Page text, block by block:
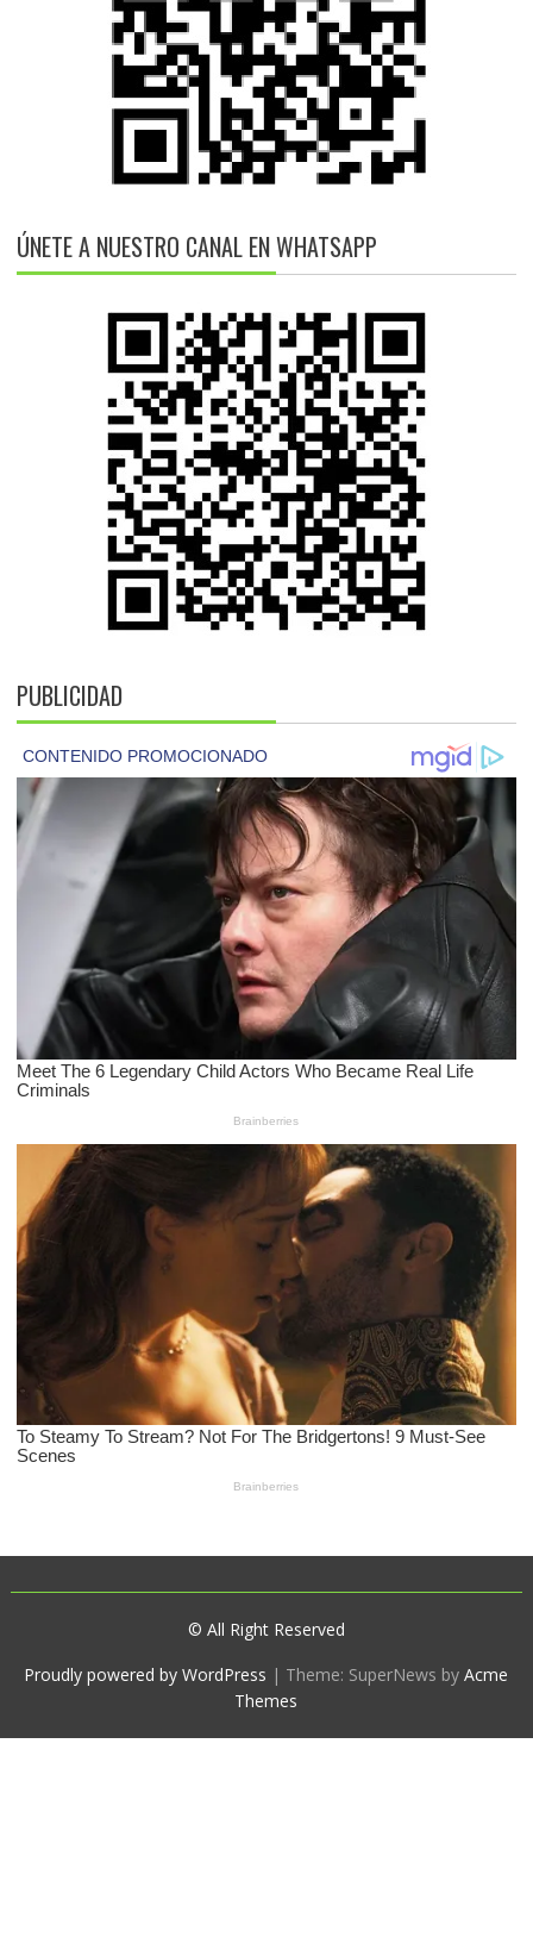
ÚNETE A NUESTRO CANAL EN WHATSAPP
PUBLICIDAD
© All Right Reserved
Proudly powered by WordPress | Theme: SuperNews byAcme
Themes